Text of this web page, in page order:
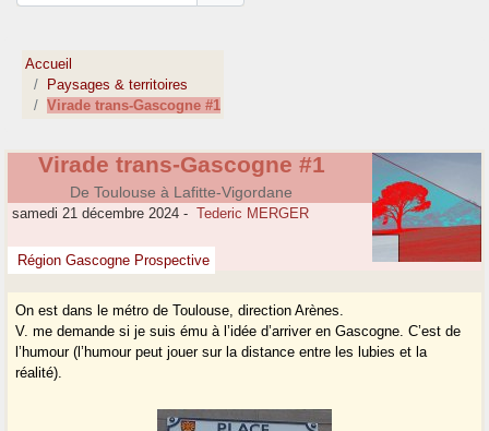
Accueil
Paysages & territoires
Virade trans-Gascogne #1
Virade trans-Gascogne #1
De Toulouse à Lafitte-Vigordane
samedi 21 décembre 2024 - Tederic MERGER
Région Gascogne Prospective
On est dans le métro de Toulouse, direction Arènes.
V. me demande si je suis ému à l’idée d’arriver en Gascogne. C’est de
l’humour (l’humour peut jouer sur la distance entre les lubies et la
réalité).